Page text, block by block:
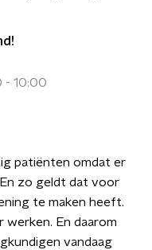
- 10:00
patiënten omdat er
zo geldt dat voor
te maken heeft.
werken. En daarom
vandaag